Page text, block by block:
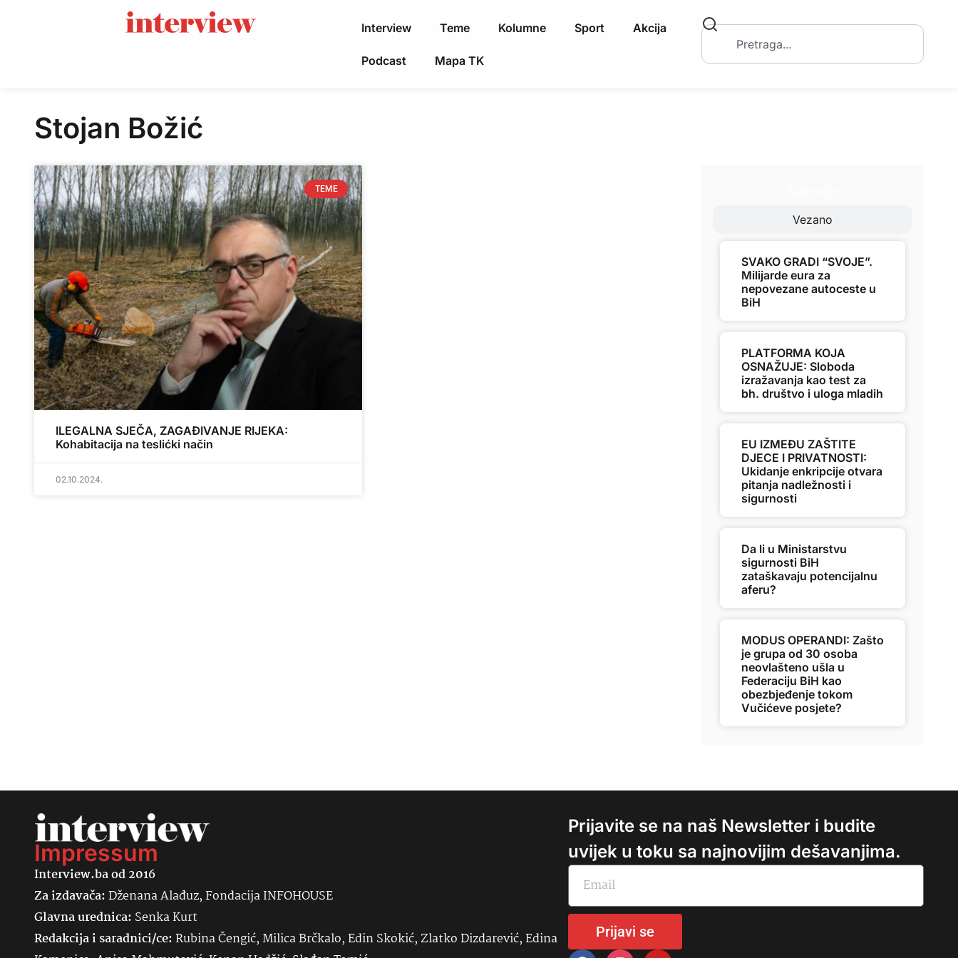
Interview Teme Kolumne Sport Akcija
Podcast Mapa TK
Stojan Božić
TEME
ILEGALNA SJEČA, ZAGAĐIVANJE RIJEKA:
Kohabitacija na teslićki način
02.10.2024.
Vezano
SVAKO GRADI “SVOJE”.
Milijarde eura za
nepovezane autoceste u
BiH
PLATFORMA KOJA
OSNAŽUJE: Sloboda
izražavanja kao test za
bh. društvo i uloga mladih
EU IZMEĐU ZAŠTITE
DJECE I PRIVATNOSTI:
Ukidanje enkripcije otvara
pitanja nadležnosti i
sigurnosti
Da li u Ministarstvu
sigurnosti BiH
zataškavaju potencijalnu
aferu?
MODUS OPERANDI: Zašto
je grupa od 30 osoba
neovlašteno ušla u
Federaciju BiH kao
obezbjeđenje tokom
Vučićeve posjete?
Impressum
Interview.ba od 2016
Za izdavača:Dženana Alađuz, Fondacija INFOHOUSE
Glavna urednica: SenkaKurt
Redakcija i saradnici/ce:Rubina Čengić, Milica Brčkalo, Edin Skokić, Zlatko Dizdarević, Edina
Prijavite se na naš Newsletter i budite
uvijek u toku sa najnovijim dešavanjima.
Prijavi se